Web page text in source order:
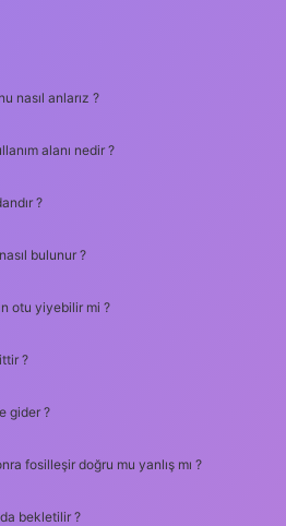
nasıl anlarız ?
alanı nedir ?
?
bulunur ?
otu yiyebilir mi ?
?
gider ?
fosilleşir doğru mu yanlış mı ?
bekletilir ?